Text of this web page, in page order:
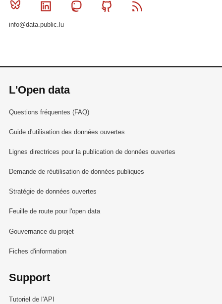
Bluesky Linkedin MastodonGithub
info@data.public.lu
L'Open data
Questions fréquentes (FAQ)
Guide d'utilisation des données ouvertes
Lignes directrices pour la publication de données ouvertes
Demande de réutilisation de données publiques
Stratégie de données ouvertes
Feuille de route pour l'open data
Gouvernance du projet
Fiches d'information
Support
Tutoriel de l'API